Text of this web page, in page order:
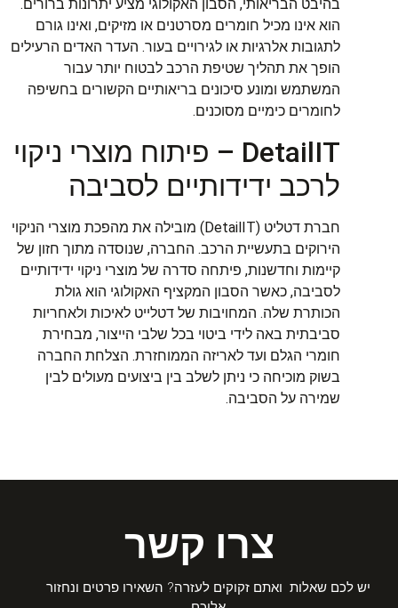
בהיבט הבריאותי, הסבון האקולוגי מציע יתרונות ברורים.
הוא אינו מכיל חומרים מסרטנים או מזיקים, ואינו גורם
לתגובות אלרגיות או לגירויים בעור. העדר האדים הרעילים
הופך את תהליך שטיפת הרכב לבטוח יותר עבור
המשתמש ומונע סיכונים בריאותיים הקשורים בחשיפה
לחומרים כימיים מסוכנים.
DetailIT – פיתוח מוצרי ניקוי
לרכב ידידותיים לסביבה
חברת דטליט (DetailIT) מובילה את מהפכת מוצרי הניקוי
הירוקים בתעשיית הרכב. החברה, שנוסדה מתוך חזון של
קיימות וחדשנות, פיתחה סדרה של מוצרי ניקוי ידידותיים
לסביבה, כאשר הסבון המקציף האקולוגי הוא גולת
הכותרת שלה. המחויבות של דטלייט לאיכות ולאחריות
סביבתית באה לידי ביטוי בכל שלבי הייצור, מבחירת
חומרי הגלם ועד לאריזה הממוחזרת. הצלחת החברה
בשוק מוכיחה כי ניתן לשלב בין ביצועים מעולים לבין
שמירה על הסביבה.
צרו קשר
יש לכם שאלות ואתם זקוקים לעזרה? השאירו פרטים ונחזור